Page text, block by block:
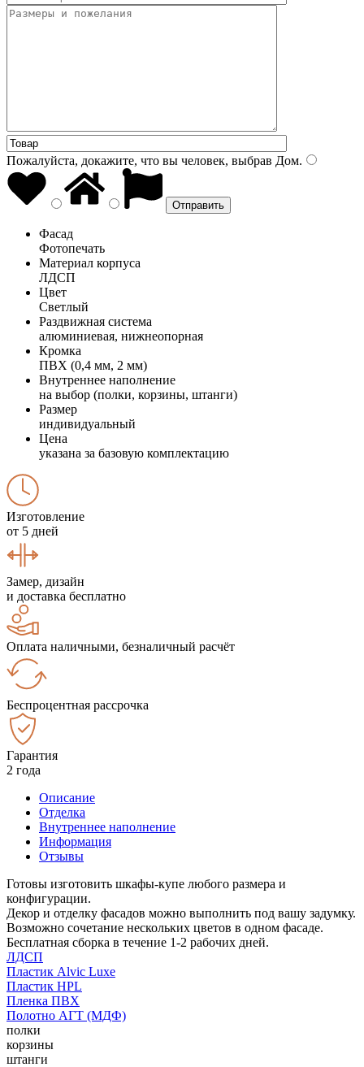
Пожалуйста, докажите, что вы человек, выбрав Дом.
Фасад
Фотопечать
Материал корпуса
ЛДСП
Цвет
Светлый
Раздвижная система
алюминиевая, нижнеопорная
Кромка
ПВХ (0,4 мм, 2 мм)
Внутреннее наполнение
на выбор (полки, корзины, штанги)
Размер
индивидуальный
Цена
указана за базовую комплектацию
Изготовление
от 5 дней
Замер, дизайн
и доставка бесплатно
Оплата наличными, безналичный расчёт
Беспроцентная рассрочка
Гарантия
2 года
Описание
Отделка
Внутреннее наполнение
Информация
Отзывы
Готовы изготовить шкафы-купе любого размера и
конфигурации.
Декор и отделку фасадов можно выполнить под вашу задумку.
Возможно сочетание нескольких цветов в одном фасаде.
Бесплатная сборка в течение 1-2 рабочих дней.
ЛДСП
Пластик Alvic Luxe
Пластик HPL
Пленка ПВХ
Полотно АГТ (МДФ)
полки
корзины
штанги